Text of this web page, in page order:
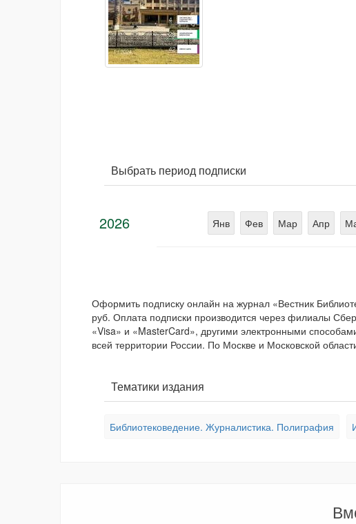
Выбрать период подписки
2026 Янв Фев Мар Апр
Оформить подписку онлайн на журнал «Вестник
руб. Оплата подписки производится через филиалы
«Visa» и «MasterCard», другими электронными
всей территории России. По Москве и Московской
Тематики издания
Библиотековедение. Журналистика. Полиграфия